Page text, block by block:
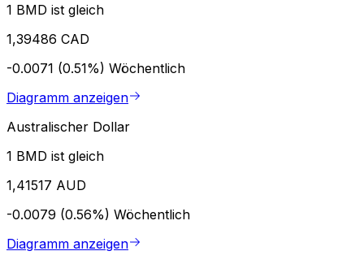
1 BMD ist gleich
1,39486 CAD
-0.0071 (0.51%) Wöchentlich
Diagramm anzeigen
Australischer Dollar
1 BMD ist gleich
1,41517 AUD
-0.0079 (0.56%) Wöchentlich
Diagramm anzeigen